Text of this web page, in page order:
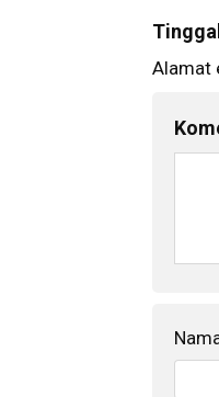
Alamat